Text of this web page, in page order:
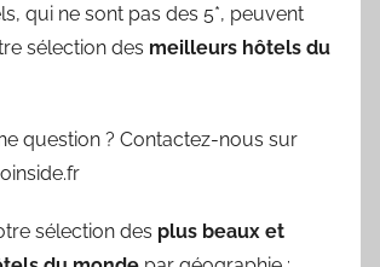
qui ne sont pas des 5*, peuvent
sélection des meilleurs hôtels du
question ? Contactez-nous sur
sélection des plus beaux et